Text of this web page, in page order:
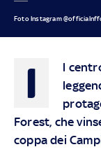
Foto Instagram
I
l
Forest, che
coppa dei